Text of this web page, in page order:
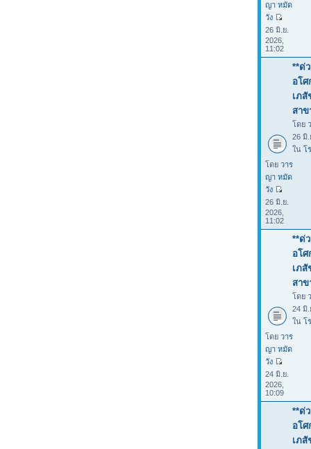
ญา หมัด
วัง
26 มิ.ย.
2026,
11:02
**ด่
อโ
เภสั
สาข
โดย
26 มิ.
ใน โ
โดย วาร
ญา หมัด
วัง
26 มิ.ย.
2026,
11:02
**ด่
อโ
เภสั
สาข
โดย
24 มิ.
ใน โ
โดย วาร
ญา หมัด
วัง
24 มิ.ย.
2026,
10:09
**ด่
อโ
เภสั